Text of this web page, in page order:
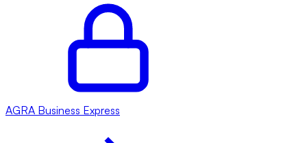
AGRA Business Express